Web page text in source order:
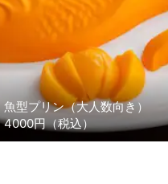
魚型プリン（大人数向き）
4000円（税込）